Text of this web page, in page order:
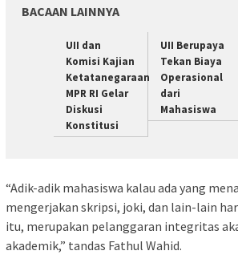
BACAAN LAINNYA
UII dan
Komisi Kajian
Ketatanegaraan
MPR RI Gelar
Diskusi
Konstitusi
UII Berupaya
Tekan Biaya
Operasional
dari
Mahasiswa
“Adik-adik mahasiswa kalau ada yang
mengerjakan skripsi, joki, dan lain-lain
itu, merupakan pelanggaran integritas
akademik,” tandas Fathul Wahid.